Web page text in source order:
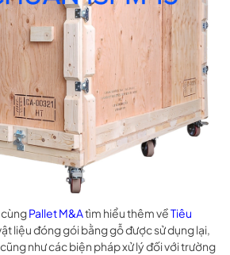
cùngPallet M&Atìm hiểu thêm vềTiêu
liệu đóng gói bằng gỗ được sử dụng lại,
như các biện pháp xử lý đối với trường